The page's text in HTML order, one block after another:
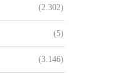
(2.302)
(5)
(3.146)